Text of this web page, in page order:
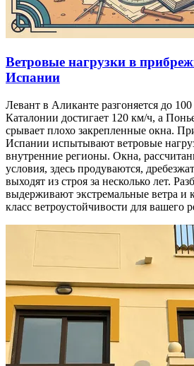
Ветровые нагрузки в
Испании
Левант в Аликанте разгоняется до
Каталонии достигает 120 км/ч, а
срывает плохо закрепленные окна.
Испании испытывают ветровые
внутренние регионы. Окна,
условия, здесь продуваются,
выходят из строя за несколько лет.
выдерживают экстремальные ветра и
класс ветроустойчивости для вашего